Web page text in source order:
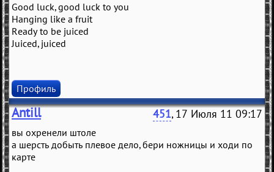
Good luck, good luck to you
Hanging like a fruit
Ready to be juiced
Juiced, juiced
Профиль
Antill 451, 17 Июля 11 09:17
вы охренели штоле
а шерсть добыть плевое дело, бери ножницы и ходи по
карте